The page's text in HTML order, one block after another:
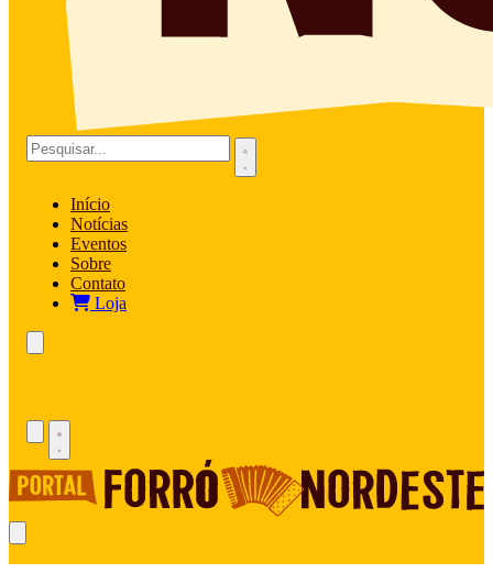
Início
Notícias
Eventos
Sobre
Contato
Loja